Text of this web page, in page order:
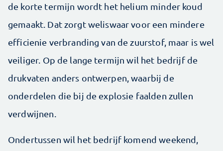
de korte termijn wordt het helium minder koud
gemaakt. Dat zorgt weliswaar voor een mindere
efficienie verbranding van de zuurstof, maar is wel
veiliger. Op de lange termijn wil het bedrijf de
drukvaten anders ontwerpen, waarbij de
onderdelen die bij de explosie faalden zullen
verdwijnen.
Ondertussen wil het bedrijf komend weekend,